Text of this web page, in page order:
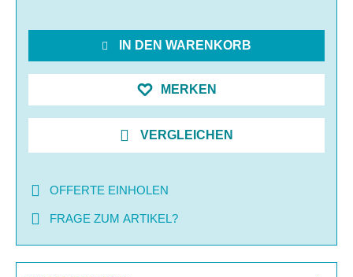
IN DEN WARENKORB
MERKEN
VERGLEICHEN
OFFERTE EINHOLEN
FRAGE ZUM ARTIKEL?